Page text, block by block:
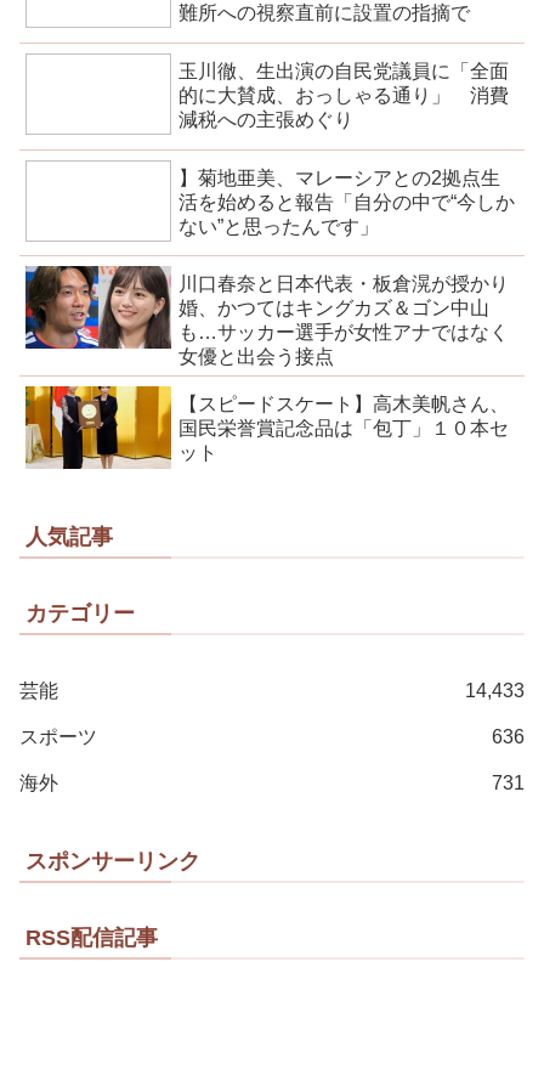
難所への視察直前に設置の指摘で
玉川徹、生出演の自民党議員に「全面
的に大賛成、おっしゃる通り」 消費
減税への主張めぐり
】菊地亜美、マレーシアとの2拠点生
活を始めると報告「自分の中で“今しか
ない”と思ったんです」
川口春奈と日本代表・板倉滉が授かり
婚、かつてはキングカズ＆ゴン中山
も…サッカー選手が女性アナではなく
女優と出会う接点
【スピードスケート】高木美帆さん、
国民栄誉賞記念品は「包丁」１０本セ
ット
人気記事
カテゴリー
芸能 14,433
スポーツ 636
海外 731
スポンサーリンク
RSS配信記事